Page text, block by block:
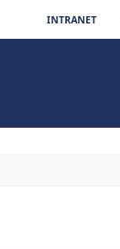
INTRANET